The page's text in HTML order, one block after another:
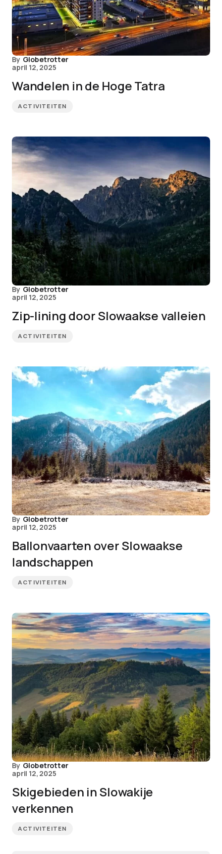
By Globetrotter
april 12, 2025
Wandelen in de Hoge Tatra
ACTIVITEITEN
By Globetrotter
april 12, 2025
Zip-lining door Slowaakse valleien
ACTIVITEITEN
By Globetrotter
april 12, 2025
Ballonvaarten over Slowaakse
landschappen
ACTIVITEITEN
By Globetrotter
april 12, 2025
Skigebieden in Slowakije
verkennen
ACTIVITEITEN